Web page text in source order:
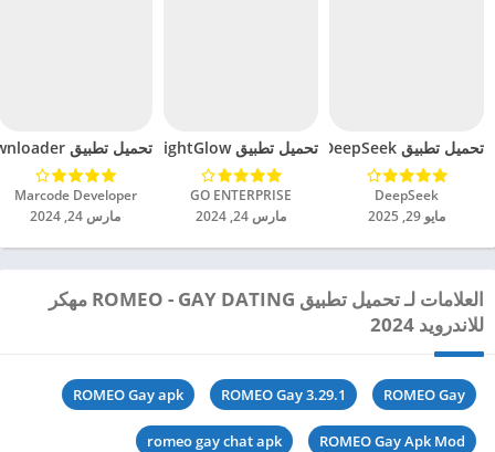
تحميل تطبيق DeepSeek مهكر للاندرويد 2025
DeepSeek‏
مايو 29, 2025
تحميل تطبيق BrightGlow مهكر للاندرويد 2024
GO ENTERPRISE‏
مارس 24, 2024
تحميل تطبيق mp4 video downloader مهكر للاندرويد 2024
Marcode Developer‏
مارس 24, 2024
العلامات لـ تحميل تطبيق ROMEO - GAY DATING مهكر
للاندرويد 2024
ROMEO Gay
ROMEO Gay 3.29.1
ROMEO Gay apk
ROMEO Gay Apk Mod
romeo gay chat apk